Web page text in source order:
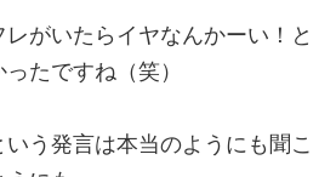
がいたらイヤなんかーい！と
たですね（笑）
う発言は本当のようにも聞こ